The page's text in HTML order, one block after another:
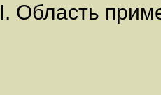
I. Область